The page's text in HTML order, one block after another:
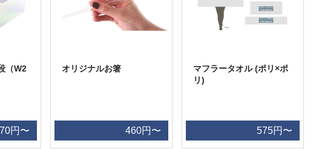
（W2
円〜
オリジナルお箸
460円〜
マフラータオル (ポリ×ポ
リ)
575円〜